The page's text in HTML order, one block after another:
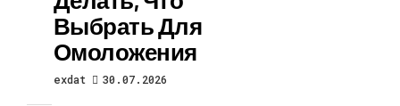
Выбрать Для
Омоложения
exdat 30.07.2026